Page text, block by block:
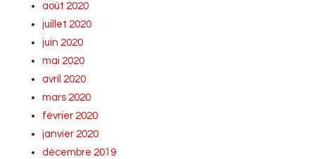
août 2020
juillet 2020
juin 2020
mai 2020
avril 2020
mars 2020
février 2020
janvier 2020
décembre 2019